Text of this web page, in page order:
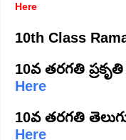
Here
10th Class
10వ తరగతి ప్రకృతి
Here
10వ తరగతి
Here